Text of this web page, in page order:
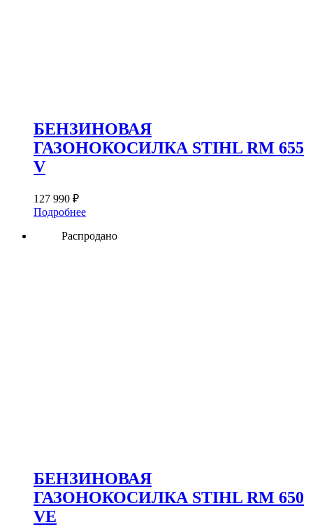
БЕНЗИНОВАЯ
ГАЗОНОКОСИЛКА STIHL RM 655
V
127 990 ₽
Подробнее
Распродано
БЕНЗИНОВАЯ
ГАЗОНОКОСИЛКА STIHL RM 650
VE